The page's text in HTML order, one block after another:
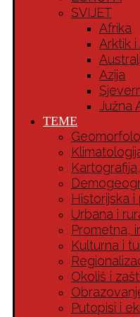
SVIJET
Afrika
Arktik i
Azija
Južna
TEME
Historijska
Urbana i
Prometna,
Kulturna i
Okoliš i
Putopisi i